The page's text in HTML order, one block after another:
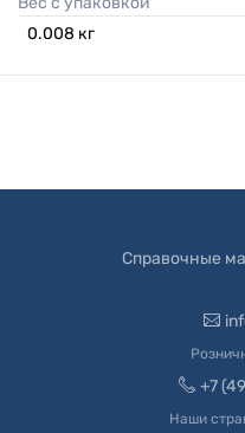
0.008 кг
Справочные
+7
Наши